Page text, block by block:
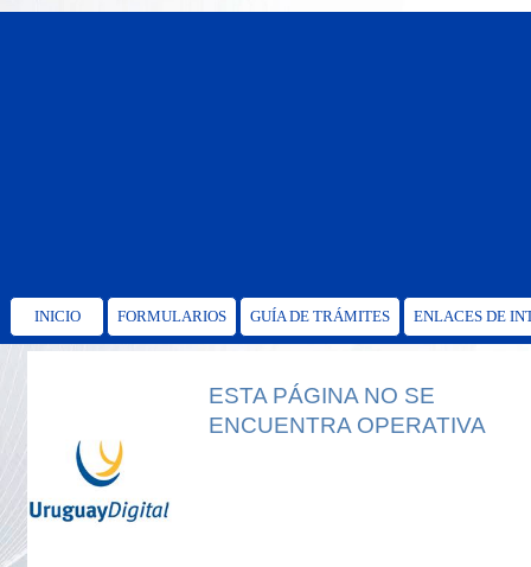
INICIO FORMULARIOS GUÍA DE TRÁMITES ENLACES DE
ESTA PÁGINA NO SE
ENCUENTRA OPERATIVA